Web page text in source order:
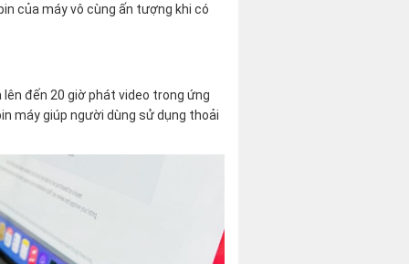
của máy vô cùng ấn tượng khi có
đến 20 giờ phát video trong ứng
máy giúp người dùng sử dụng thoải